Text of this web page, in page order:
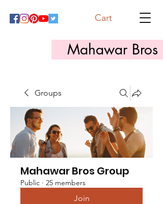
Mahawar Bros
Cart
Groups
Mahawar Bros Group
Public · 25 members
Join